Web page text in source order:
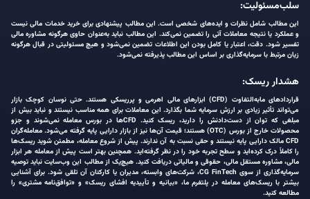
سلب‌مسئولیت:
این مطالب شامل نظرات و ایده‌های شخصی است. این مطالب پیشنهادی برای خرید خدمات مالی نیست
و عملکرد یا نتیجه معاملات آتی را تضمین نمی‌کند. این مطالب نباید به‌عنوان حاوی هرگونه مشاوره مالی
تفسیر شود. دقت، اعتبار یا کامل بودن این اطلاعات تضمین نمی‌شود و هیچ مسئولیتی در قبال هرگونه
زیان مرتبط با سرمایه‌گذاری بر اساس این مطالب پذیرفته نمی‌شود.
هشدار ریسک:
قراردادهای مابه‌التفاوت (CFD) ابزارهای مالی اهرمی و پرریسکی هستند. حتی نوسان کوچک بازار
می‌تواند تأثیر زیادی بر ارزش سرمایه شما بگذارد. این معاملات برای همه مناسب نیستند و نباید بیش از
مبلغی که توان از دست‌دادنش را دارید، ریسک کنید. CFDها در بورس معامله نمی‌شوند و جزو
محصولات خارج از بورس (OTC) هستند؛ قیمت آن‌ها نیز از بازار دارایی پایه گرفته می‌شود. معامله‌گران
CFD مالک دارایی پایه نیستند و حقی نسبت به آن ندارند. پیش از شروع معامله، مطمئن شوید ریسک‌ها
را کاملاً درک کرده‌اید و سطح تجربه خود را در نظر گرفته‌اید. همچنین بهتر است پیش از معامله هر ابزار
مالی، مشاوره مستقل مالی، حقوقی و مالیاتی دریافت کنید. هیچ‌یک از مطالب این وب‌سایت نباید توصیه
سرمایه‌گذاری از سوی CG FinTech، شرکت‌های وابسته، مدیران یا کارکنان آن تلقی شود. برای آشنایی
بیشتر با ریسک‌های معامله در پلتفرم ما، «بیانیه و تأییدیه افشای ریسک» و «توافق‌نامه مشتری» را
مطالعه کنید.